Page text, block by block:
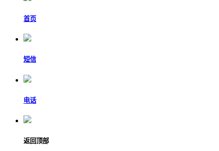
首页
短信
电话
返回顶部